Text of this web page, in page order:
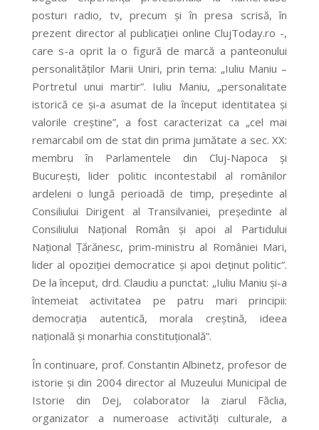
posturi radio, tv, precum și în presa scrisă, în
prezent director al publicației online ClujToday.ro -,
care s-a oprit la o figură de marcă a panteonului
personalităților Marii Uniri, prin tema: „Iuliu Maniu –
Portretul unui martir”. Iuliu Maniu, „personalitate
istorică ce și-a asumat de la început identitatea și
valorile creștine”, a fost caracterizat ca „cel mai
remarcabil om de stat din prima jumătate a sec. XX:
membru în Parlamentele din Cluj-Napoca și
București, lider politic incontestabil al românilor
ardeleni o lungă perioadă de timp, președinte al
Consiliului Dirigent al Transilvaniei, președinte al
Consiliului Național Român și apoi al Partidului
Național Țărănesc, prim-ministru al României Mari,
lider al opoziției democratice și apoi deținut politic”.
De la început, drd. Claudiu a punctat: „Iuliu Maniu și-a
întemeiat activitatea pe patru mari principii:
democrația autentică, morala creștină, ideea
națională și monarhia constituțională”.
În continuare, prof. Constantin Albinetz, profesor de
istorie și din 2004 director al Muzeului Municipal de
Istorie din Dej, colaborator la ziarul Făclia,
organizator a numeroase activități culturale, a